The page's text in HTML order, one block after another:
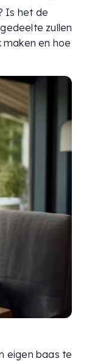
Is het de
zullen
en hoe
eigen baas te